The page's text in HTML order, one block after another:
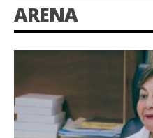
ARENA